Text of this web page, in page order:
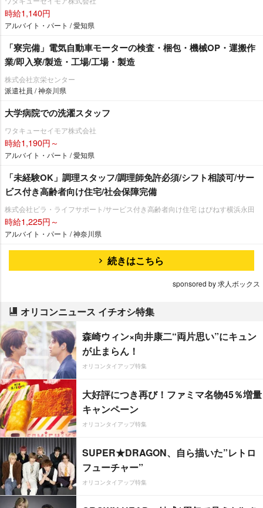
時給1,140円
アルバイト・パート / 愛知県
「寮完備」電気自動車モーターの検査・梱包・機械OP・運搬作
業/即入寮/製造・工場/工場・製造
株式会社京栄センター
派遣社員 / 神奈川県
大学病院での洗濯スタッフ
ワタキューセイモア株式会社
時給1,190円～
アルバイト・パート / 愛知県
「未経験OK」調理スタッフ/調理師免許必須/シフト相談可/サー
ビス付き高齢者向け住宅/社会保障完備
株式会社ビラ・ライフサポート/サービス付き高齢者向け住宅 はぴねす横浜永田
時給1,225円～
アルバイト・パート / 神奈川県
続きはこちら
sponsored by 求人ボックス
オリコンニュース イチオシ特集
森崎ウィン×向井康二“両片思い”にキュン
が止まらん！
オリコンタイアップ特集
大好評につき再び！ファミマ名物45％増量
キャンペーン
オリコンタイアップ特集
SUPER★DRAGON、自ら描いた”レトロ
フューチャー”
オリコンタイアップ特集